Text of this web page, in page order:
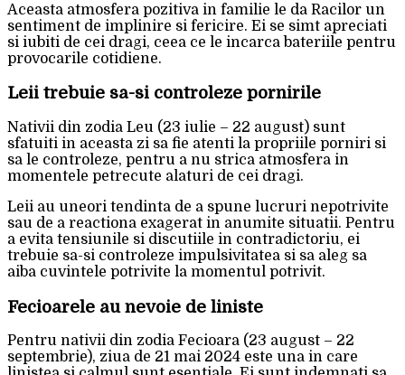
Aceasta atmosfera pozitiva in familie le da Racilor un
sentiment de implinire si fericire. Ei se simt apreciati
si iubiti de cei dragi, ceea ce le incarca bateriile pentru
provocarile cotidiene.
Leii trebuie sa-si controleze pornirile
Nativii din zodia Leu (23 iulie – 22 august) sunt
sfatuiti in aceasta zi sa fie atenti la propriile porniri si
sa le controleze, pentru a nu strica atmosfera in
momentele petrecute alaturi de cei dragi.
Leii au uneori tendinta de a spune lucruri nepotrivite
sau de a reactiona exagerat in anumite situatii. Pentru
a evita tensiunile si discutiile in contradictoriu, ei
trebuie sa-si controleze impulsivitatea si sa aleg sa
aiba cuvintele potrivite la momentul potrivit.
Fecioarele au nevoie de liniste
Pentru nativii din zodia Fecioara (23 august – 22
septembrie), ziua de 21 mai 2024 este una in care